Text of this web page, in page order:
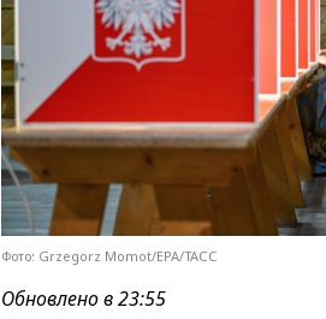
Фото: Grzegorz Momot/EPA/ТАСС
Обновлено в 23:55